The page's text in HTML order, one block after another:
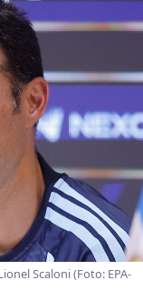
Scaloni (Foto: EPA-